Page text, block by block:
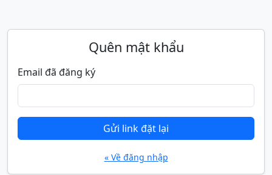
Quên mật khẩu
Email đã đăng ký
Gửi link đặt lại
« Về đăng nhập